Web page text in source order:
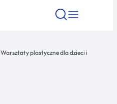
artykuł Znajdź
plastyczne dla dzieci i